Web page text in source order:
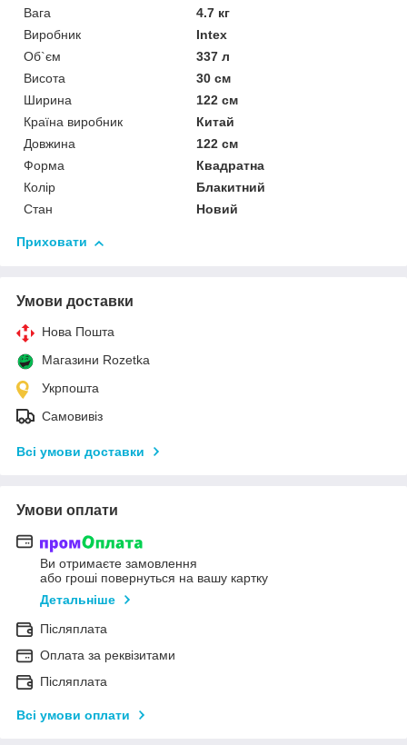
Вага
4.7 кг
Виробник
Intex
Об`єм
337 л
Висота
30 см
Ширина
122 см
Країна виробник
Китай
Довжина
122 см
Форма
Квадратна
Колір
Блакитний
Стан
Новий
Приховати
Умови доставки
Нова Пошта
Магазини Rozetka
Укрпошта
Самовивіз
Всі умови доставки
Умови оплати
Ви отримаєте замовлення
або гроші повернуться на вашу картку
Детальніше
Післяплата
Оплата за реквізитами
Післяплата
Всі умови оплати